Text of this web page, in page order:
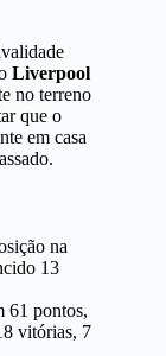
Liverpool
no terreno
que o
em casa
na
13
61 pontos,
vitórias, 7